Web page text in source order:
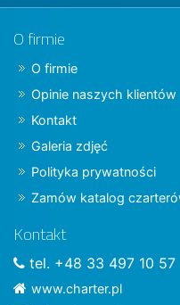
O firmie
O firmie
Opinie naszych klientów
Kontakt
Galeria zdjęć
Polityka prywatności
Zamów katalog
Kontakt
tel. +48 33 497 10 57
www.charter.pl